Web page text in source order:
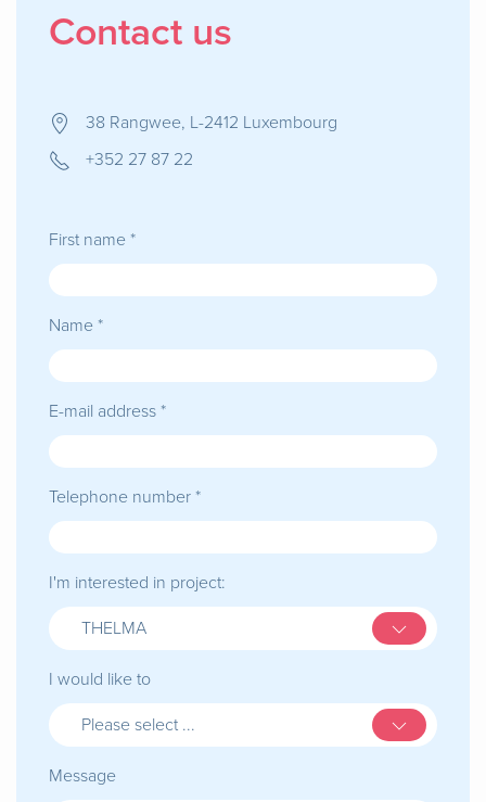
Contact us
38 Rangwee, L-2412 Luxembourg
+352 27 87 22
First name *
Name *
E-mail address *
Telephone number *
I'm interested in project:
THELMA
I would like to
Please select ...
Message